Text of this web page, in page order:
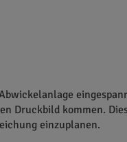
Druckbild kommen.
einzuplanen.